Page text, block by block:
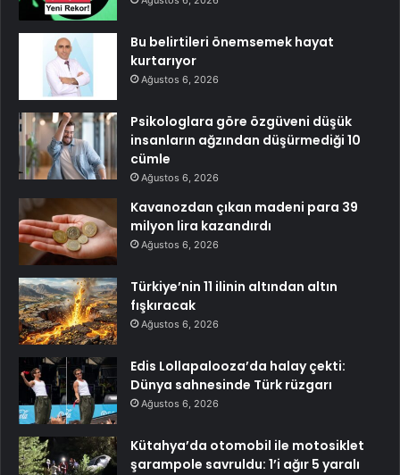
Bu belirtileri önemsemek hayat
kurtarıyor
Ağustos 6, 2026
Psikologlara göre özgüveni düşük
insanların ağzından düşürmediği 10
cümle
Ağustos 6, 2026
Kavanozdan çıkan madeni para 39
milyon lira kazandırdı
Ağustos 6, 2026
Türkiye’nin 11 ilinin altından altın
fışkıracak
Ağustos 6, 2026
Edis Lollapalooza’da halay çekti:
Dünya sahnesinde Türk rüzgarı
Ağustos 6, 2026
Kütahya’da otomobil ile motosiklet
şarampole savruldu: 1’i ağır 5 yaralı